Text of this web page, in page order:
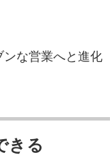
な営業へと進化
きる